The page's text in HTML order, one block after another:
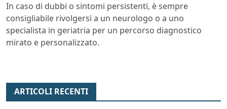
In caso di dubbi o sintomi persistenti, è sempre
consigliabile rivolgersi a un neurologo o a uno
specialista in geriatria per un percorso diagnostico
mirato e personalizzato.
ARTICOLI RECENTI